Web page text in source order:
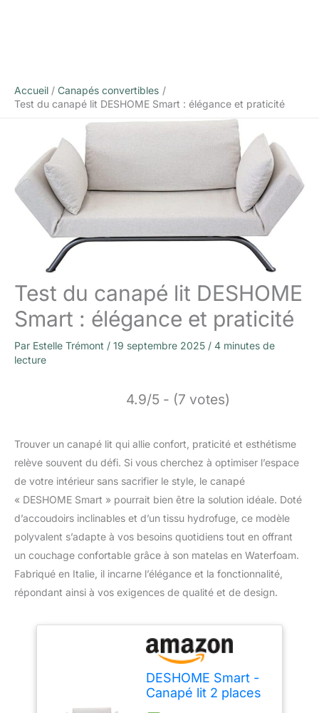
Accueil
Canapés convertibles
Test du canapé lit DESHOME Smart : élégance et praticité
Test du canapé lit DESHOME
Smart : élégance et praticité
Par Estelle Trémont / 19 septembre 2025 / 4 minutes de
lecture
4.9/5 - (7 votes)
Trouver un canapé lit qui allie confort, praticité et esthétisme
relève souvent du défi. Si vous cherchez à optimiser l’espace
de votre intérieur sans sacrifier le style, le canapé
« DESHOME Smart » pourrait bien être la solution idéale. Doté
d’accoudoirs inclinables et d’un tissu hydrofuge, ce modèle
polyvalent s’adapte à vos besoins quotidiens tout en offrant
un couchage confortable grâce à son matelas en Waterfoam.
Fabriqué en Italie, il incarne l’élégance et la fonctionnalité,
répondant ainsi à vos exigences de qualité et de design.
DESHOME Smart -
Canapé lit 2 places